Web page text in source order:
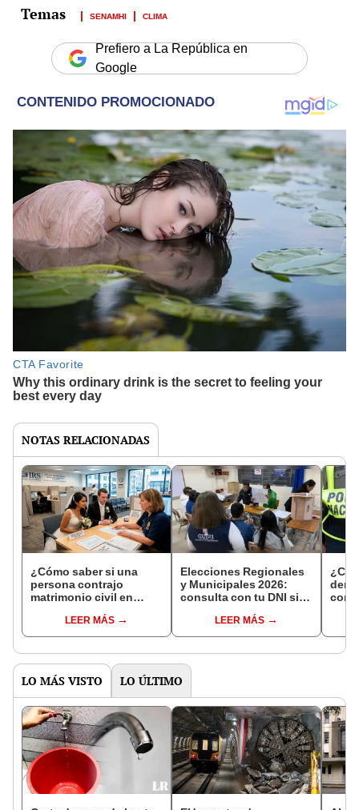
SENAMHI CLIMA
Prefiero a La República en
Google
NOTAS RELACIONADAS
¿Cómo saber si una
persona contrajo
matrimonio civil en
LEER MÁS
Elecciones Regionales
y Municipales 2026:
consulta con tu DNI si
de mesa para este 4 de
octubre en el link oficial
LEER MÁS
con
LO MÁS VISTO LO ÚLTIMO